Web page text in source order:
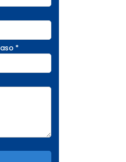
*